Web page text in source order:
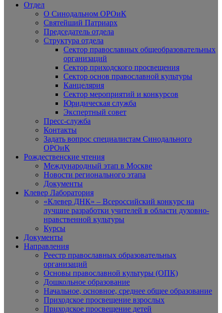
Отдел
О Синодальном ОРОиК
Святейший Патриарх
Председатель отдела
Структура отдела
Сектор православных общеобразовательных
организаций
Сектор приходского просвещения
Сектор основ православной культуры
Канцелярия
Сектор мероприятий и конкурсов
Юридическая служба
Экспертный совет
Пресс-служба
Контакты
Задать вопрос специалистам Синодального
ОРОиК
Рождественские чтения
Международный этап в Москве
Новости регионального этапа
Документы
Клевер Лаборатория
«Клевер ДНК» – Всероссийский конкурс на
лучшие разработки учителей в области духовно-
нравственной культуры
Курсы
Документы
Направления
Реестр православных образовательных
организаций
Основы православной культуры (ОПК)
Дошкольное образование
Начальное, основное, среднее общее образование
Приходское просвещение взрослых
Приходское просвещение детей